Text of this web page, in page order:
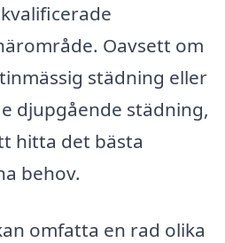
Oavsett om
städning eller
djupgående städning,
hitta det bästa
behov.
omfatta en rad olika